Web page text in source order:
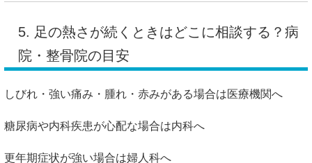
5. 足の熱さが続くときはどこに相談する？病
院・整骨院の目安
しびれ・強い痛み・腫れ・赤みがある場合は医療機関へ
糖尿病や内科疾患が心配な場合は内科へ
更年期症状が強い場合は婦人科へ